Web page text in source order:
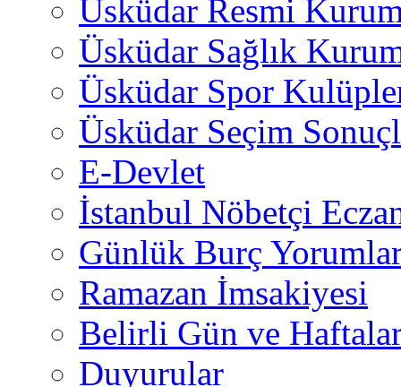
Üsküdar Resmi
Üsküdar Sağlık
Üsküdar Spor
Üsküdar Seçim
E-Devlet
İstanbul Nöbetçi
Günlük Burç
Ramazan İmsakiyesi
Belirli Gün ve
Duyurular